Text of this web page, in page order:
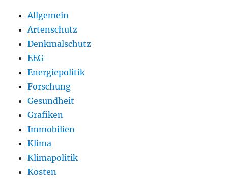
Allgemein
Artenschutz
Denkmalschutz
EEG
Energiepolitik
Forschung
Gesundheit
Grafiken
Immobilien
Klima
Klimapolitik
Kosten